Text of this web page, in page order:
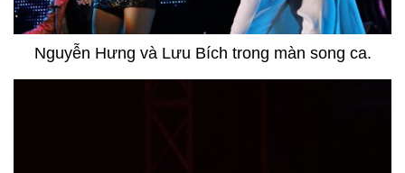
Nguyễn Hưng và Lưu Bích trong màn song ca.